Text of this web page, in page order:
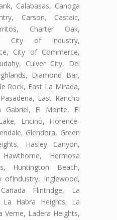
Calabasas, Canoga
Carson, Castaic,
Charter Oak,
City of Industry,
City of Commerce,
Culver City, Del
Diamond Bar,
Rock, East La Mirada,
East Rancho
Gabriel, El Monte, El
Encino, Florence-
Glendora, Green
Hasley Canyon,
Hermosa
Huntington Beach,
ofIndustry, Inglewood,
Flintridge, La
La Habra Heights, La
Verne, Ladera Heights,